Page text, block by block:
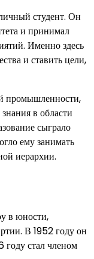
студент. Он
и принимал
Именно здесь
и ставить цели,
промышленности,
в области
сыграло
ему занимать
иерархии.
в юности,
В 1952 году он
стал членом